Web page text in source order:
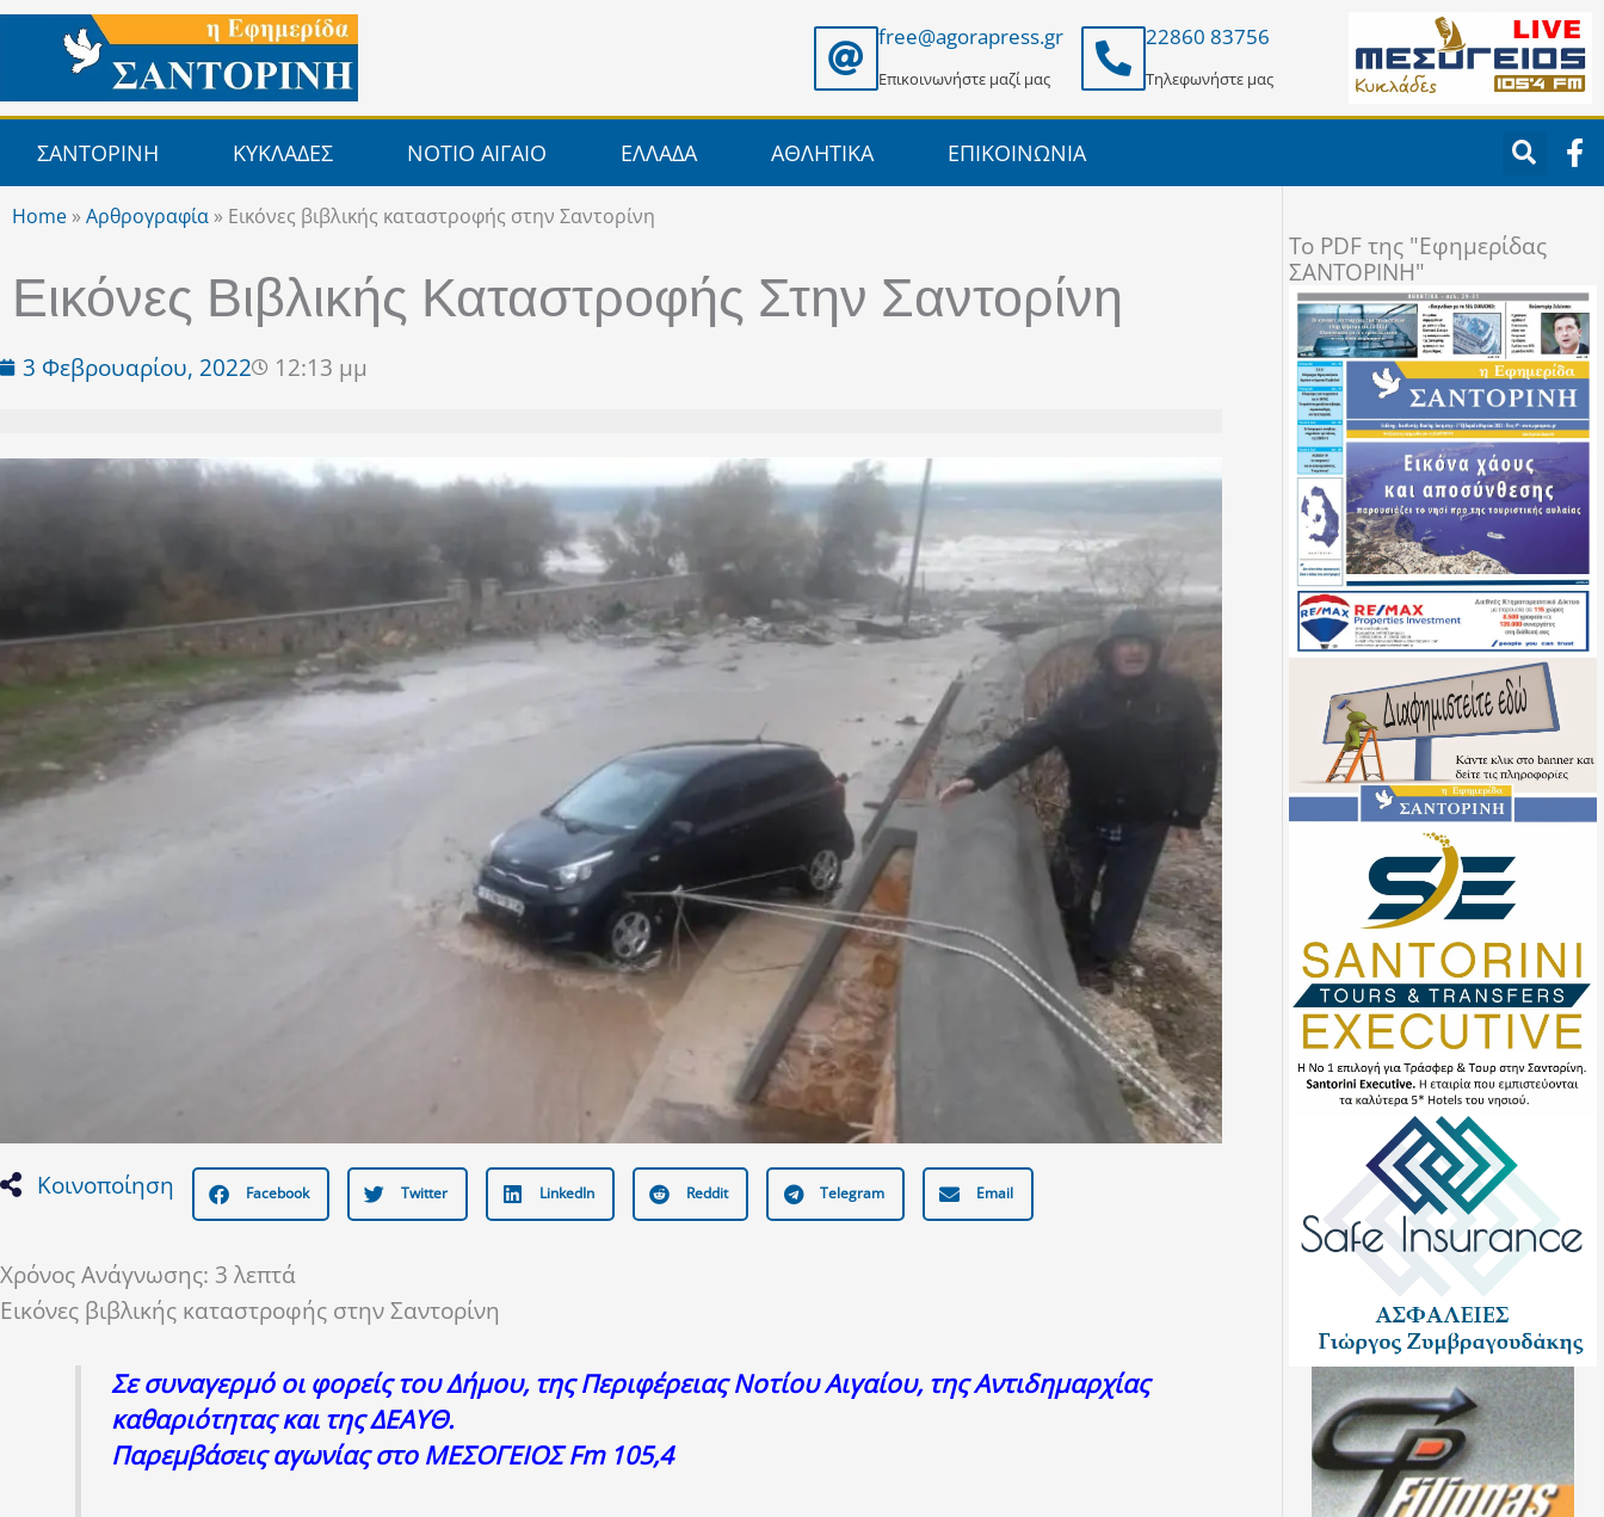
Μετάβαση
περιεχόμενο
free@agorapress.gr
Επικοινωνήστε μαζί μας
22860 83756
Τηλεφωνήστε μας
ΣΑΝΤΟΡΙΝΗ ΚΥΚΛΑΔΕΣ ΝΟΤΙΟ ΑΙΓΑΙΟ ΕΛΛΑΔΑ ΑΘΛΗΤΙΚΑ ΕΠΙΚΟΙΝΩΝΙΑ F
a
c
o
k
-
f
Home »Αρθρογραφία » Εικόνες βιβλικής καταστροφής στην Σαντορίνη
Εικόνες Βιβλικής Καταστροφής Στην Σαντορίνη
3 Φεβρουαρίου, 2022 12:13 μμ
Κοινοποίηση Facebook Twitter LinkedIn Reddit Telegram Email
Χρόνος Ανάγνωσης: 3 λεπτά
Εικόνες βιβλικής καταστροφής στην Σαντορίνη
Σε συναγερμό οι φορείς του Δήμου, της Περιφέρειας Νοτίου Αιγαίου, της Αντιδημαρχίας
καθαριότητας και της ΔΕΑΥΘ.
Παρεμβάσεις αγωνίας στο ΜΕΣΟΓΕΙΟΣ Fm 105,4
To PDF της "Εφημερίδας
ΣΑΝΤΟΡΙΝΗ"